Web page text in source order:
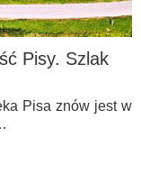
Pisy. Szlak
Pisa znów jest w